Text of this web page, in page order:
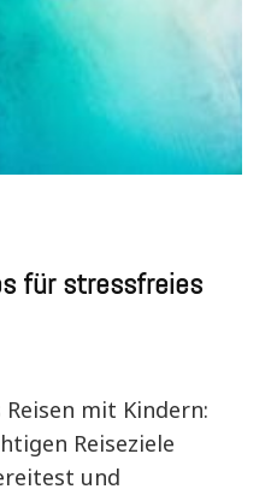
für stressfreies
mit Kindern:
Reiseziele
und